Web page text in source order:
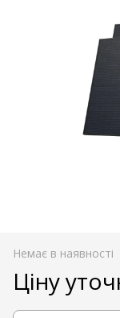
Немає в наявності
Ціну